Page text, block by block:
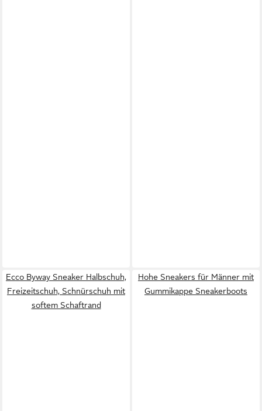
Ecco Byway Sneaker Halbschuh,
Freizeitschuh, Schnürschuh mit
softem Schaftrand
Hohe Sneakers für Männer mit
Gummikappe Sneakerboots